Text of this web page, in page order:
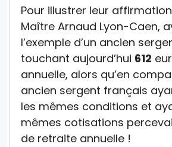
Pour illustrer leur
Maître Arnaud Lyon-Caen,
l’exemple d’un ancien
touchant aujourd’hui 612
annuelle, alors qu’en
ancien sergent français
les mêmes conditions et
mêmes cotisations
de retraite annuelle !